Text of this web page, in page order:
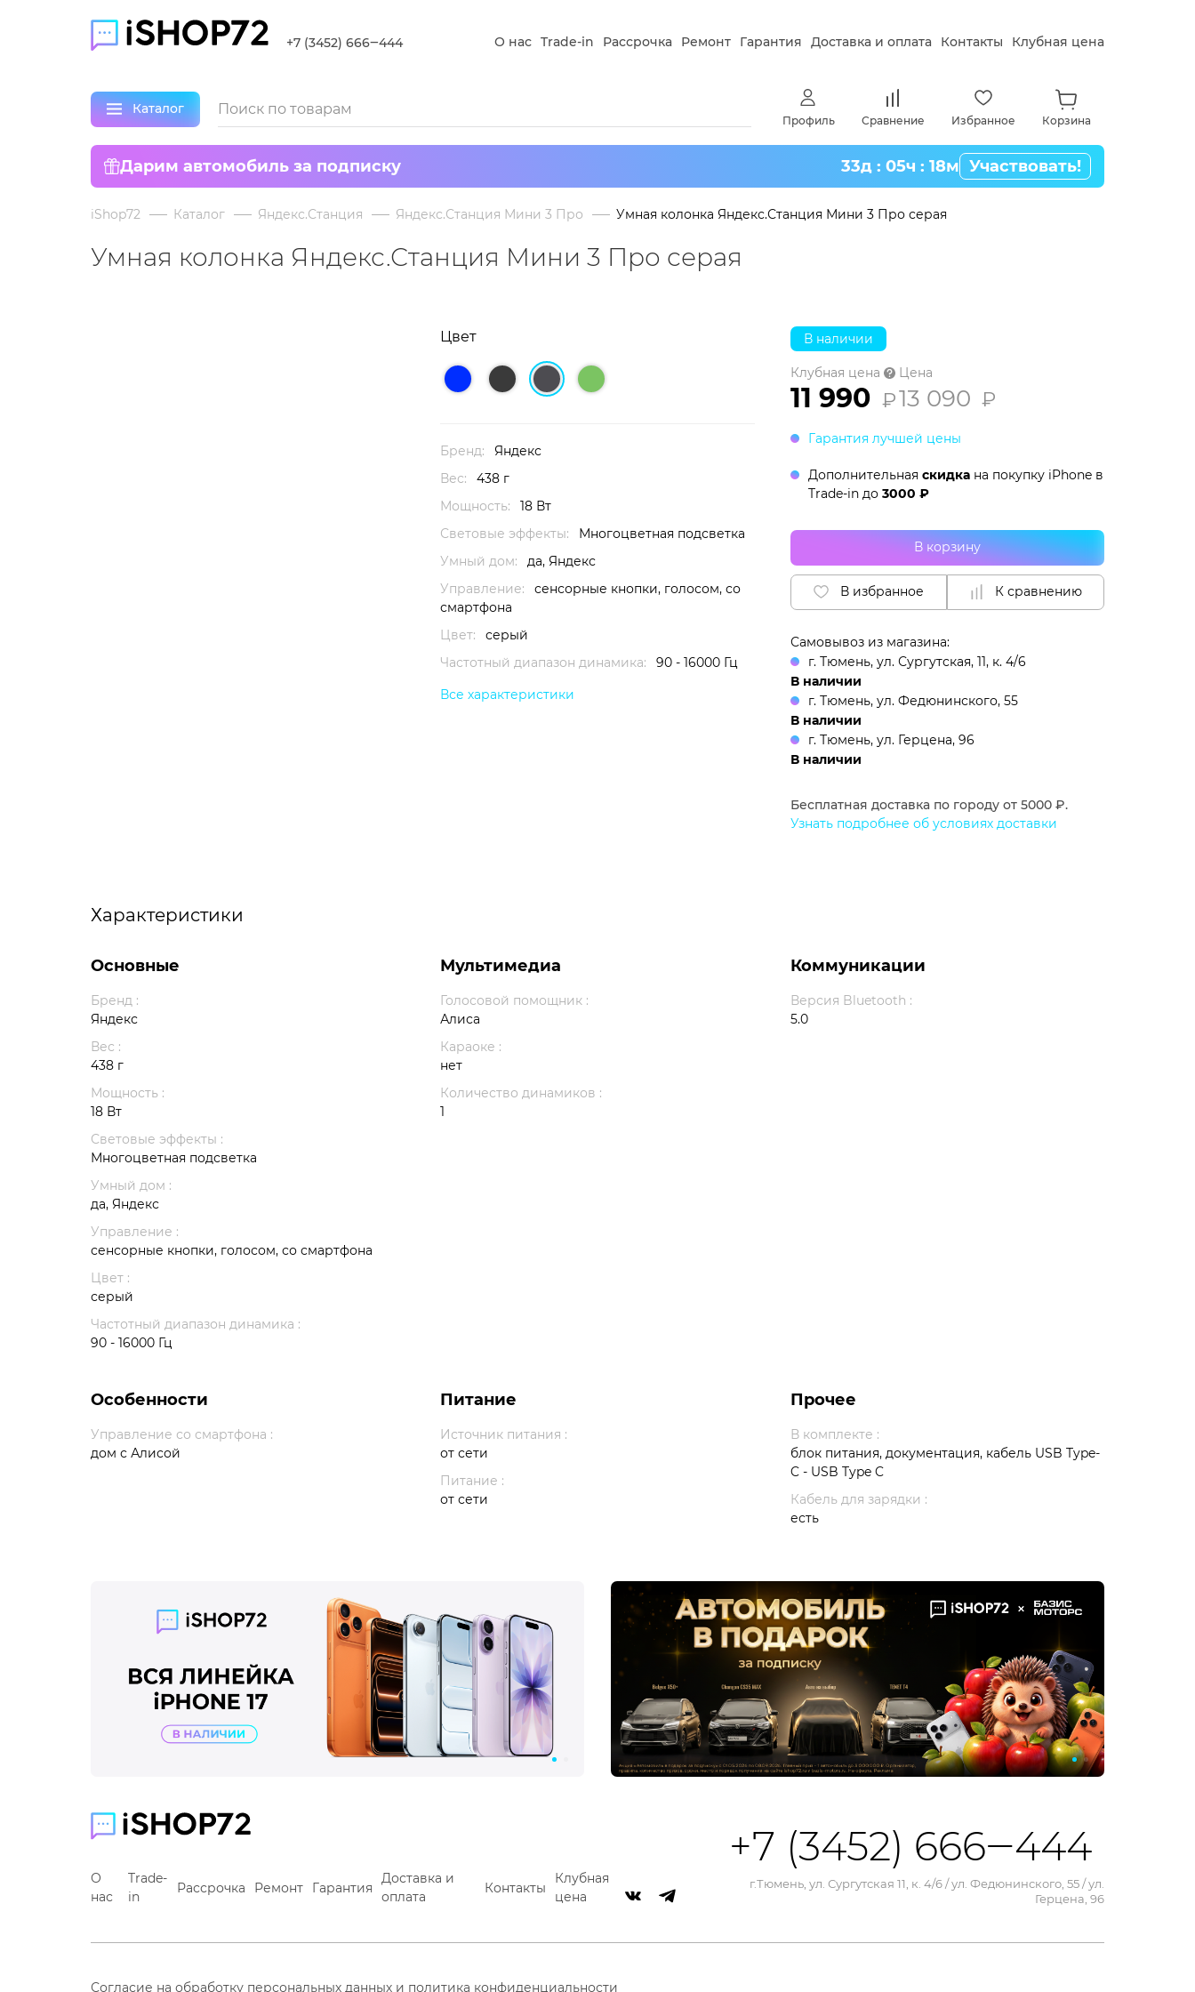
+7 (3452) 666‒444 О нас Trade-in Рассрочка Ремонт Гарантия Доставка и оплата Контакты Клубная цена
Каталог
Профиль Сравнение Избранное Корзина
Дарим автомобиль за подписку 33д : 05ч : 18м Участвовать!
iShop72 Каталог Яндекс.Станция Яндекс.Станция Мини 3 Про Умная колонка Яндекс.Станция Мини 3 Про серая
Умная колонка Яндекс.Станция Мини 3 Про серая
Цвет
Бренд:
Яндекс
Вес:
438 г
Мощность:
18 Вт
Световые эффекты:
Многоцветная подсветка
Умный дом:
да, Яндекс
Управление:
сенсорные кнопки, голосом, со
смартфона
Цвет:
серый
Частотный диапазон динамика:
90 - 16000 Гц
Все характеристики
В наличии
Клубная цена
Подробнее о клубной цене
11 990 ₽
Цена
13 090 ₽
Гарантия лучшей цены
Дополнительная скидкана покупку iPhone в
Trade-inдо 3000 ₽
В корзину
В избранное К сравнению
Самовывоз из магазина:
г. Тюмень, ул. Сургутская, 11, к. 4/6
В наличии
г. Тюмень, ул. Федюнинского, 55
В наличии
г. Тюмень, ул. Герцена, 96
В наличии
Бесплатная доставка по городу от 5000 ₽.
Узнать подробнее об условиях доставки
Характеристики
Основные
Бренд :
Яндекс
Вес :
438 г
Мощность :
18 Вт
Световые эффекты :
Многоцветная подсветка
Умный дом :
да, Яндекс
Управление :
сенсорные кнопки, голосом, со смартфона
Цвет :
серый
Частотный диапазон динамика :
90 - 16000 Гц
Мультимедиа
Голосовой помощник :
Алиса
Караоке :
нет
Количество динамиков :
1
Коммуникации
Версия Bluetooth :
5.0
Особенности
Управление со смартфона :
дом с Алисой
Питание
Источник питания :
от сети
Питание :
от сети
Прочее
В комплекте :
блок питания, документация, кабель USB Type-
C - USB Type C
Кабель для зарядки :
есть
О
нас
Trade-
in
Рассрочка Ремонт Гарантия
Доставка и
оплата
Контакты
Клубная
цена
+7 (3452) 666‒444
г.Тюмень, ул. Сургутская 11, к. 4/6 / ул. Федюнинского, 55 / ул.
Герцена, 96
Согласие на обработку персональных данных и политика конфиденциальности